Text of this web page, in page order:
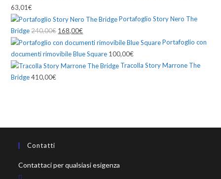
63,01€
Portafoglio Story Nero The
Bridge 240,00€ 168,00€
Portafoglio con
documenti rimovibile Blue Square 100,00€
Tracolla Story Marrone The
Bridge 410,00€
Contatti
Contattaci per qualsiasi esigenza